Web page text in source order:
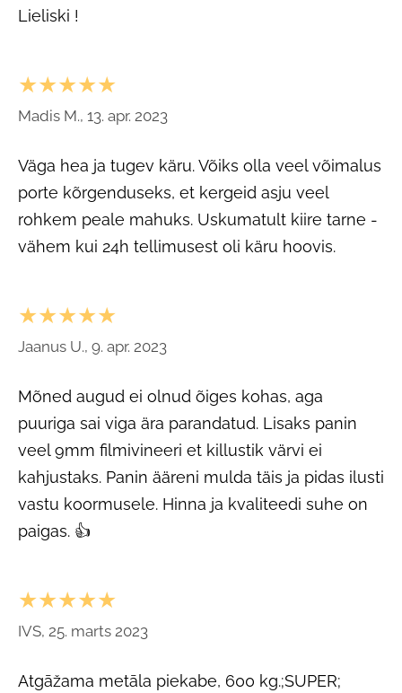
Lieliski !
★★★★★
Madis M., 13. apr. 2023
Väga hea ja tugev käru. Võiks olla veel võimalus
porte kõrgenduseks, et kergeid asju veel
rohkem peale mahuks. Uskumatult kiire tarne -
vähem kui 24h tellimusest oli käru hoovis.
★★★★★
Jaanus U., 9. apr. 2023
Mõned augud ei olnud õiges kohas, aga
puuriga sai viga ära parandatud. Lisaks panin
veel 9mm filmivineeri et killustik värvi ei
kahjustaks. Panin ääreni mulda täis ja pidas ilusti
vastu koormusele. Hinna ja kvaliteedi suhe on
paigas. 👍
★★★★★
IVS, 25. marts 2023
Atgāžama metāla piekabe, 600 kg.;SUPER;